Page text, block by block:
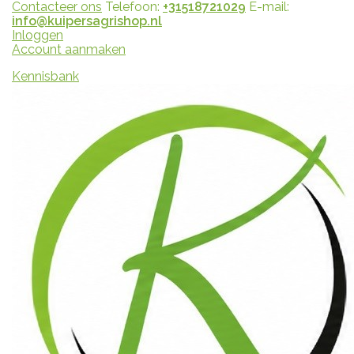
Contacteer ons Telefoon: +31518721029 E-mail:
info@kuipersagrishop.nl
Inloggen
Account aanmaken
Kennisbank